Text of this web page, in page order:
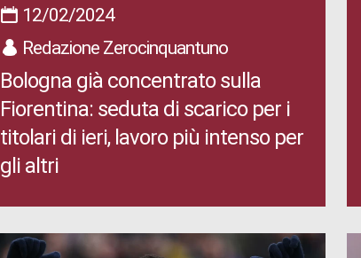
12/02/2024
Redazione Zerocinquantuno
Bologna già concentrato sulla
Fiorentina: seduta di scarico per i
titolari di ieri, lavoro più intenso per
gli altri